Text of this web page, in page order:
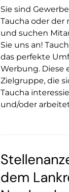
Sie sind
Taucha oder
und suchen
Sie uns an!
das perfekte
Werbung. Diese
Zielgruppe, die
Taucha
und/oder
dem